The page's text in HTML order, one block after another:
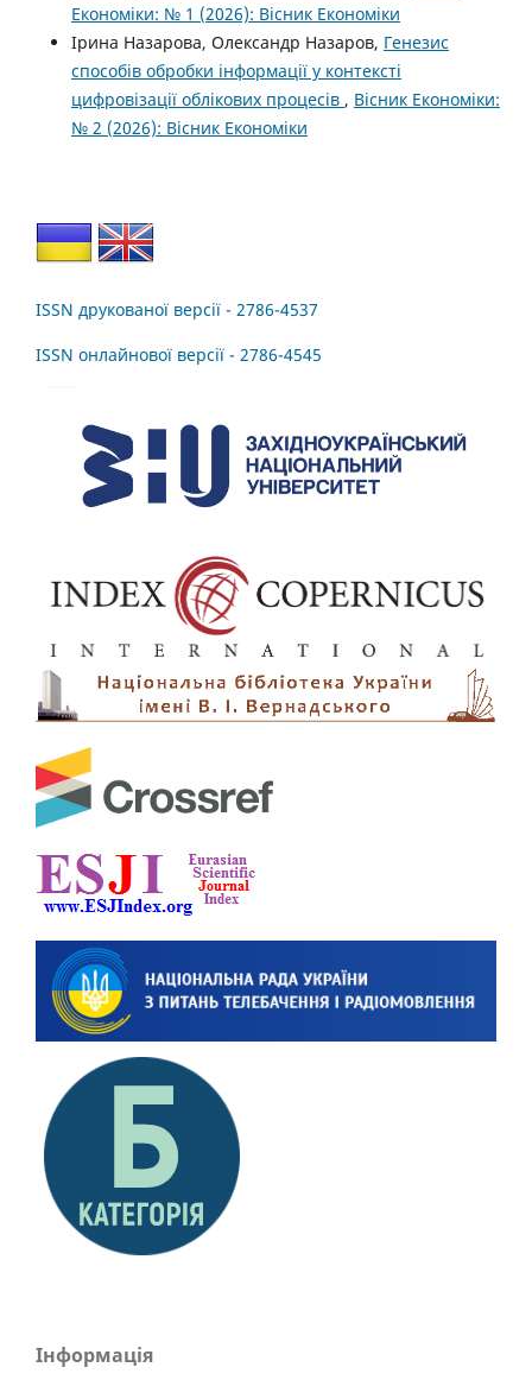
Економіки: № 1 (2026): Вісник Економіки
Ірина Назарова, Олександр Назаров, Генезис
способів обробки інформації у контексті
цифровізації облікових процесів , Вісник Економіки:
№ 2 (2026): Вісник Економіки
ISSN друкованої версії - 2786-4537
ISSN онлайнової версії - 2786-4545
Інформація